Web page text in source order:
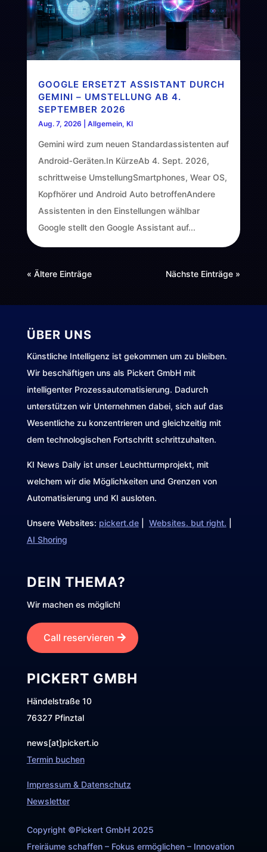
GOOGLE ERSETZT ASSISTANT DURCH
GEMINI – UMSTELLUNG AB 4.
SEPTEMBER 2026
Aug. 7, 2026 Allgemein, KI
Gemini wird zum neuen Standardassistenten auf
Android‑Geräten.In KürzeAb 4. Sept. 2026,
schrittweise UmstellungSmartphones, Wear OS,
Kopfhörer und Android Auto betroffenAndere
Assistenten in den Einstellungen wählbar
Google stellt den Google Assistant auf...
« Ältere Einträge Nächste Einträge »
ÜBER UNS
Künstliche Intelligenz ist gekommen um zu bleiben.
Wir beschäftigen uns als Pickert GmbH mit
intelligenter Prozessautomatisierung. Dadurch
unterstützen wir Unternehmen dabei, sich auf das
Wesentliche zu konzentrieren und gleichzeitig mit
dem technologischen Fortschritt schrittzuhalten.
KI News Daily ist unser Leuchtturmprojekt, mit
welchem wir die Möglichkeiten und Grenzen von
Automatisierung und KI ausloten.
Unsere Websites: pickert.de| Websites. but right.
AI Shoring
DEIN THEMA?
Wir machen es möglich!
Call reservieren
PICKERT GMBH
Händelstraße 10
76327 Pfinztal
news[at]pickert.io
Termin buchen
Impressum & Datenschutz
Newsletter
Copyright ©Pickert GmbH 2025
Freiräume schaffen – Fokus ermöglichen – Innovation